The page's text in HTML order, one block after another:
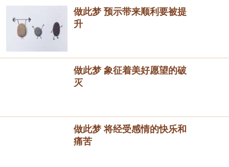
做此梦 预示带来顺利要被提
升
做此梦 象征着美好愿望的破
灭
做此梦 将经受感情的快乐和
痛苦